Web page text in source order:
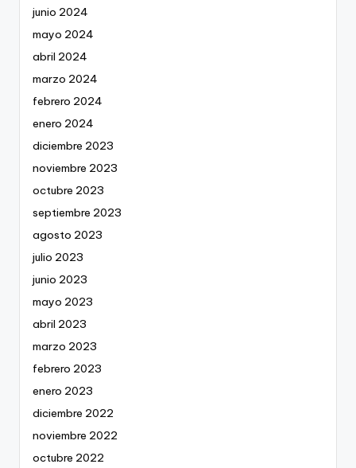
junio 2024
mayo 2024
abril 2024
marzo 2024
febrero 2024
enero 2024
diciembre 2023
noviembre 2023
octubre 2023
septiembre 2023
agosto 2023
julio 2023
junio 2023
mayo 2023
abril 2023
marzo 2023
febrero 2023
enero 2023
diciembre 2022
noviembre 2022
octubre 2022